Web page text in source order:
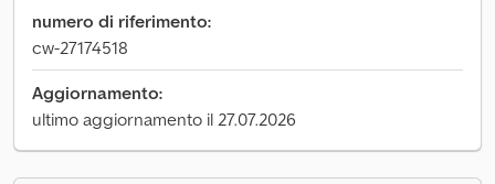
numero di riferimento:
cw-27174518
Aggiornamento:
ultimo aggiornamento il 27.07.2026